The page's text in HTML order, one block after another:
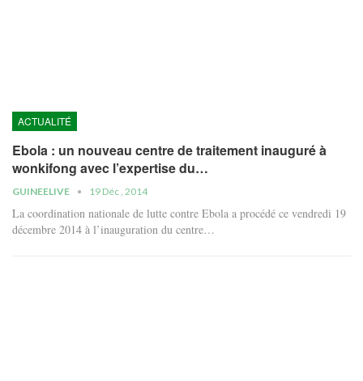
ACTUALITÉ
Ebola : un nouveau centre de traitement inauguré à
wonkifong avec l’expertise du…
GUINEELIVE 19 Déc , 2014
La coordination nationale de lutte contre Ebola a procédé ce vendredi 19
décembre 2014 à l’inauguration du centre…